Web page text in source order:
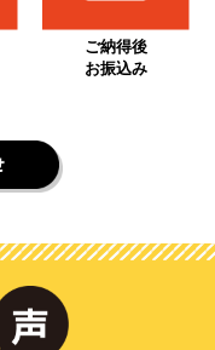
ご納得後
お振込み